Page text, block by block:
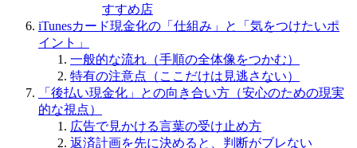
すすめ店
iTunesカード現金化の「仕組み」と「気をつけたいポ
イント」
一般的な流れ（手順の全体像をつかむ）
特有の注意点（ここだけは見逃さない）
「後払い現金化」との向き合い方（安心のための現実
的な視点）
広告で見かける言葉の受け止め方
返済計画を先に決めると、判断がブレない